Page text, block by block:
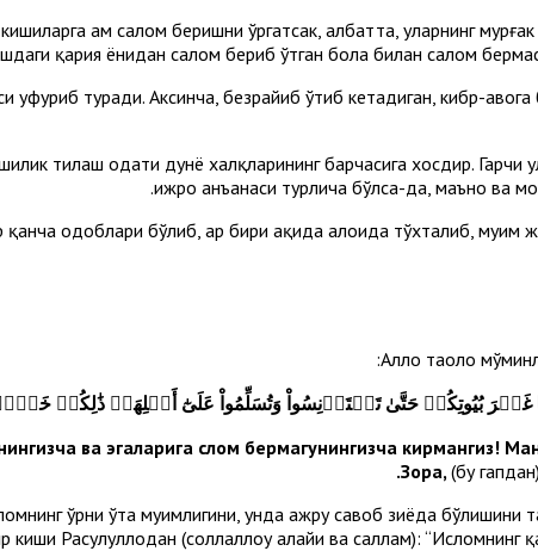
ҳам салом беришни ўргатсак, албатта, уларнинг
қария ёнидан салом бериб ўтган бола билан салом
уфуриб туради. Аксинча, безрайиб ўтиб кетадиган, кибр-
тилаш одати дунё халқларининг барчасига хосдир. Гарчи
ижро анъанаси турлича бўлса-да, маъно ва
одоблари бўлиб, ҳар бири ҳақида алоҳида тўхталиб, муҳим
Аллоҳ таоло
بُيُوتًا غَيۡرَ بُيُوتِكُمۡ حَتَّىٰ تَسۡتَأۡنِسُواْ وَتُسَلِّمُواْ عَلَىٰٓ أَهۡلِهَاۚ ذَٰلِكُمۡ
ва эгаларига с­лом бермагунингизча кирмангиз!
Зора, (бу гапдан)
.
ўрни ўта муҳимлигини, унда ажру савоб зиёда
Расулуллоҳдан (соллаллоҳу алайҳи ва саллам): “Исломнинг